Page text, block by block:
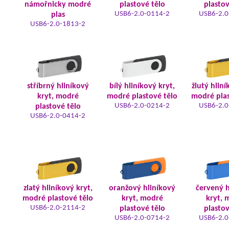
námořnicky modré
plas
USB6-2.0-1813-2
plastové tělo
USB6-2.0-0114-2 USB6-
stříbrný hliníkový
kryt, modré
plastové tělo
USB6-2.0-0414-2
bílý hliníkový kryt,
modré plastové tělo
USB6-2.0-0214-2
žlutý
modré
USB6-
zlatý hliníkový kryt,
modré plastové tělo
USB6-2.0-2114-2
oranžový hliníkový
kryt, modré
plastové tělo
USB6-2.0-0714-2
červený
kryt,
USB6-